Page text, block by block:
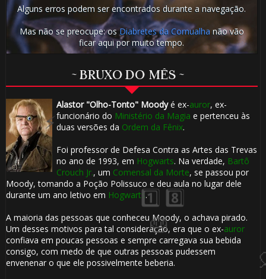
Alguns erros podem ser encontrados durante a navegação.
Mas não se preocupe: osDiabretes da Cornualha não vão
ficar aqui por muito tempo.
~ BRUXO DO MÊS ~
Alastor "Olho-Tonto" Moodyé ex-auror, ex-
funcionário do Ministério da Magia e pertenceu às
duas versões da Ordem da Fênix.
Foi professor de Defesa Contra as Artes das Trevas
no ano de 1993, em Hogwarts. Na verdade, Bartô
Crouch Jr., um Comensal da Morte, se passou por
Moody, tomando a Poção Polissuco e deu aula no lugar dele
durante um ano letivo em Hogwarts.
A maioria das pessoas que conheceu Moody, o achava pirado.
Um desses motivos para tal consideração, era que o ex-auror
confiava em poucas pessoas e sempre carregava sua bebida
consigo, com medo de que outras pessoas pudessem
envenenar o que ele possivelmente beberia.
1️⃣ 8️⃣
⚡
⚡
1️⃣ 8️⃣
1️⃣ 8️⃣
🎂